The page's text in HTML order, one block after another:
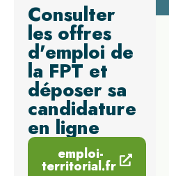
Consulter
les offres
d'emploi de
la FPT et
déposer sa
candidature
en ligne
emploi-
territorial.fr